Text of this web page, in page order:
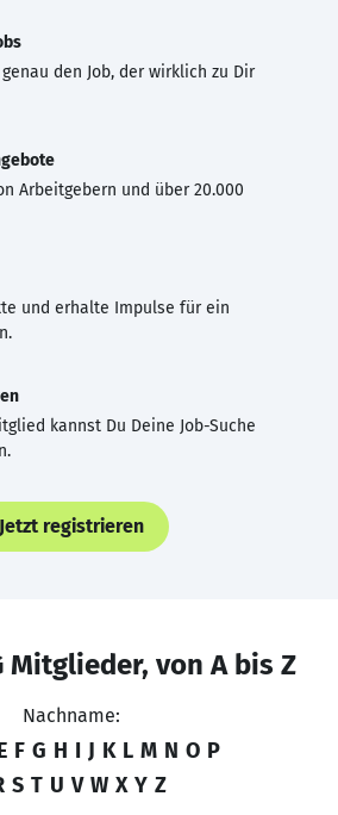
den Job, der wirklich zu Dir
Arbeitgebern und über 20.000
und erhalte Impulse für ein
kannst Du Deine Job-Suche
Jetzt registrieren
Mitglieder, von A bis Z
Nachname:
F G H I J K L M N O P
S T U V W X Y Z